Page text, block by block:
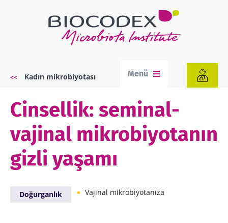
Kadın mikrobiyotası Menü
Cinsellik: seminal-
vajinal mikrobiyotanın
gizli yaşamı
Doğurganlık Vajinal mikrobiyotanıza